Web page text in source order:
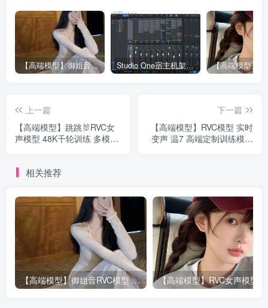
【高端模型】御姐音RVC模型 多个精品模型合并 支持唱歌 Studio One宿主机架精调效果-已设置RVC接入接口（包含插件包）
上一篇
【高端模型】跳跳🐰RVC女
声模型 48K千轮训练 多模型
下一篇
【高端模型】RVC模型 实时
变声 温7 高端定制训练模型
相关推荐
【高端模型】御姐音RVC模型 多个精品模型合并 支持唱歌